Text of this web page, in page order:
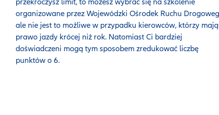
organizowane przez Wojewódzki Ośrodek Ruchu
ale nie jest to możliwe w przypadku kierowców, którzy mają
prawo jazdy krócej niż rok. Natomiast Ci bardziej
doświadczeni mogą tym sposobem zredukować liczbę
punktów o 6.